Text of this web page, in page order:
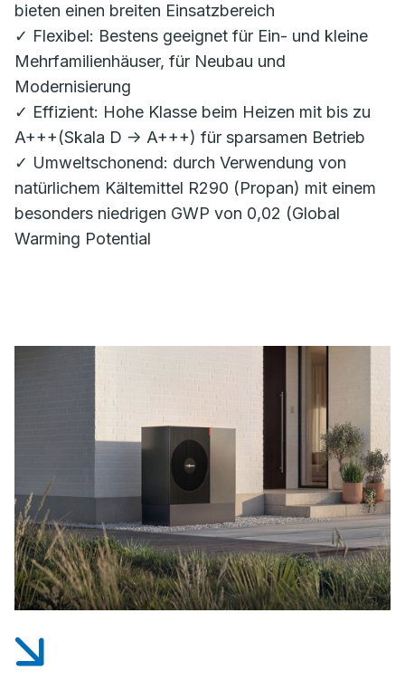
bieten einen breiten Einsatzbereich
✓ Flexibel: Bestens geeignet für Ein- und kleine
Mehrfamilienhäuser, für Neubau und
Modernisierung
✓ Effizient: Hohe Klasse beim Heizen mit bis zu
A+++(Skala D -> A+++) für sparsamen Betrieb
✓ Umweltschonend: durch Verwendung von
natürlichem Kältemittel R290 (Propan) mit einem
besonders niedrigen GWP von 0,02 (Global
Warming Potential